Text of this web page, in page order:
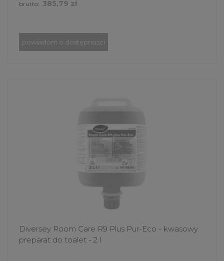
brutto: 385,79 zł
powiadom o dostępności
Diversey Room Care R9 Plus Pur-Eco - kwasowy
preparat do toalet - 2 l